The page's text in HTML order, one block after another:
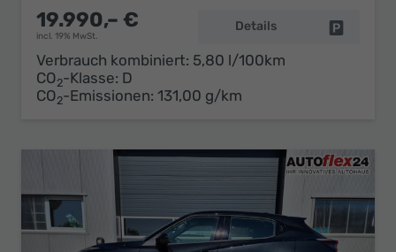
19.990,– €
incl. 19% MwSt.
Details
Verbrauch kombiniert: 5,80 l/100km
CO2-Klasse: D
CO2-Emissionen: 131,00 g/km